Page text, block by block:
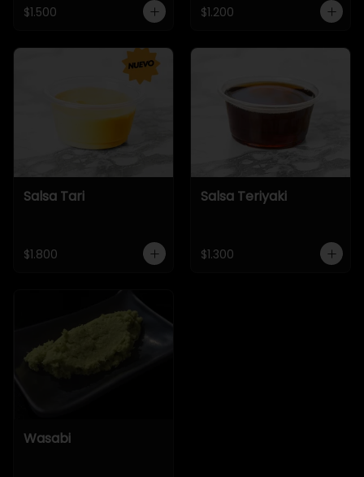
$1.500 $1.200
Salsa Tari
$1.800
Salsa Teriyaki
$1.300
Wasabi